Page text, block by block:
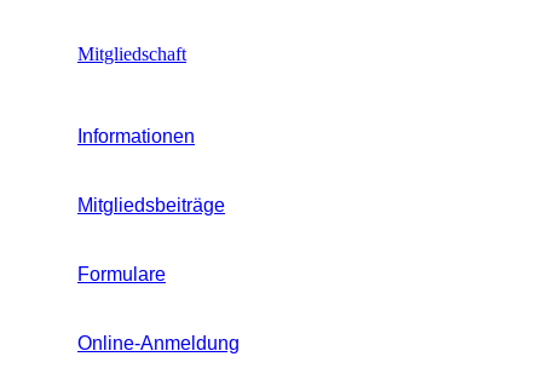
Mitgliedschaft
Informationen
Mitgliedsbeiträge
Formulare
Online-Anmeldung